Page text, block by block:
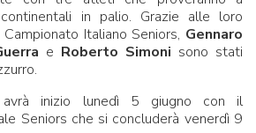
in palio. Grazie alle loro
Italiano Seniors, Gennaro
e Roberto Simoni sono stati
avrà inizio lunedì 5 giugno con il
Seniors che si concluderà venerdì 9